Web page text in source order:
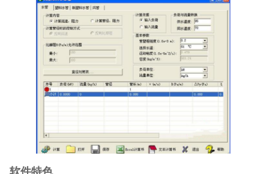
软件特色